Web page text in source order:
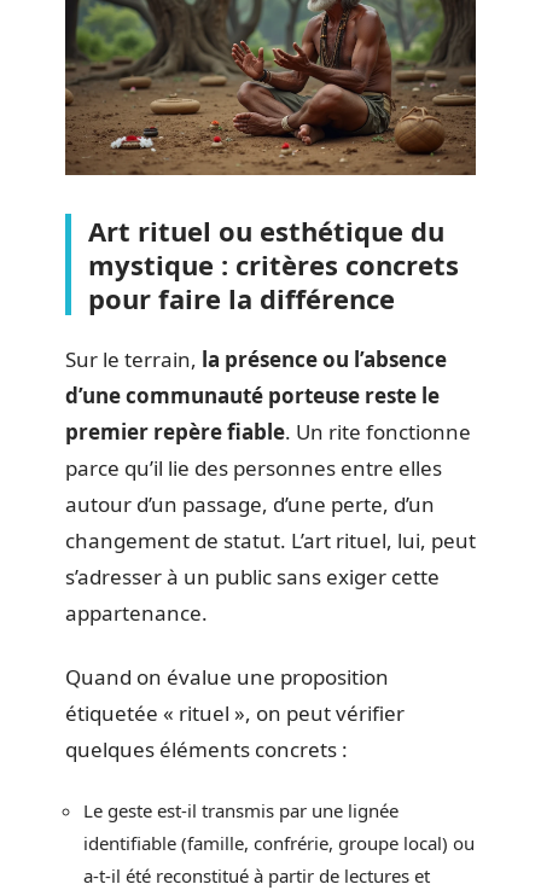
Art rituel ou esthétique du
mystique : critères concrets
pour faire la différence
Sur le terrain, la présence ou l’absence
d’une communauté porteuse reste le
premier repère fiable. Un rite fonctionne
parce qu’il lie des personnes entre elles
autour d’un passage, d’une perte, d’un
changement de statut. L’art rituel, lui, peut
s’adresser à un public sans exiger cette
appartenance.
Quand on évalue une proposition
étiquetée « rituel », on peut vérifier
quelques éléments concrets :
Le geste est-il transmis par une lignée
identifiable (famille, confrérie, groupe local) ou
a-t-il été reconstitué à partir de lectures et